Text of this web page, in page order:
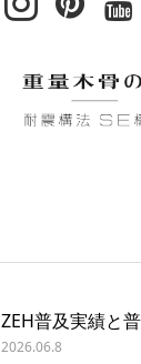
ZEH普及実績と
2026.06.8